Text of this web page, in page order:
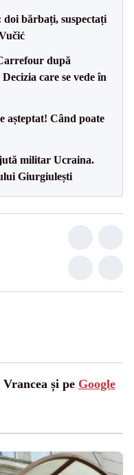
bărbați, suspectați
după
care se vede în
așteptat! Când poate
militar Ucraina.
Giurgiulești
și pe Google